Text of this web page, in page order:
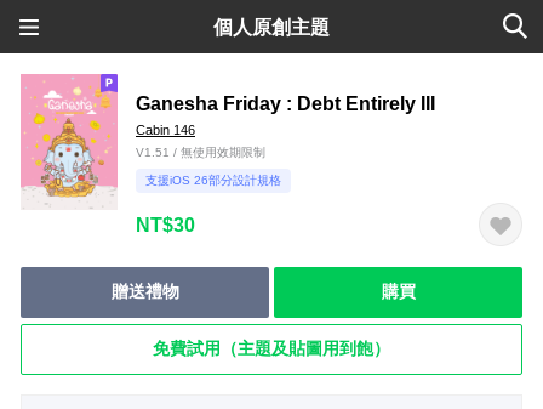
個人原創主題
Ganesha Friday : Debt Entirely III
Cabin 146
V1.51 / 無使用效期限制
支援iOS 26部分設計規格
NT$30
贈送禮物 購買
免費試用（主題及貼圖用到飽）